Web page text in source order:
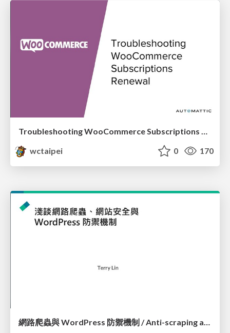
Troubleshooting WooCommerce Subscriptions Renewal_Siew Kam Onn / 蕭錦安
wctaipei
0 170
網路爬蟲與 WordPress 防禦機制 / Anti-scraping and WordPress Security Defence_Terry Lin